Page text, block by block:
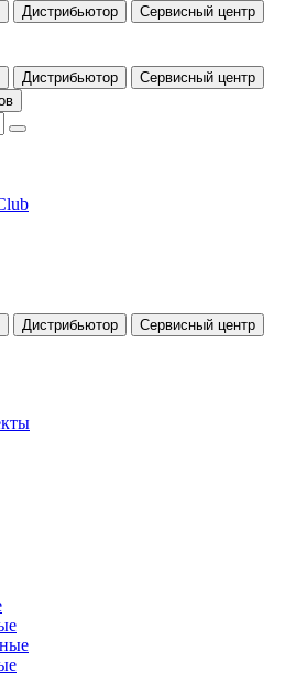
Дистрибьютор Сервисный центр
Дистрибьютор
Сервисный центр
Дистрибьютор Сервисный центр